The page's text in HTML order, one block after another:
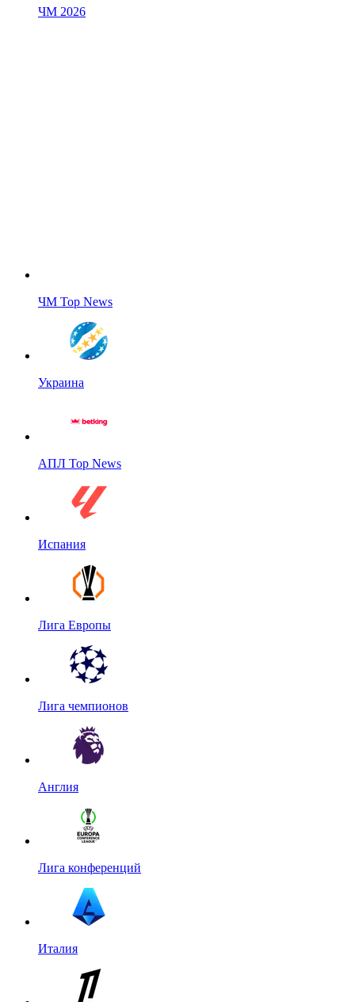
ЧМ 2026
ЧМ Top News
Украина
АПЛ Top News
Испания
Лига Европы
Лига чемпионов
Англия
Лига конференций
Италия